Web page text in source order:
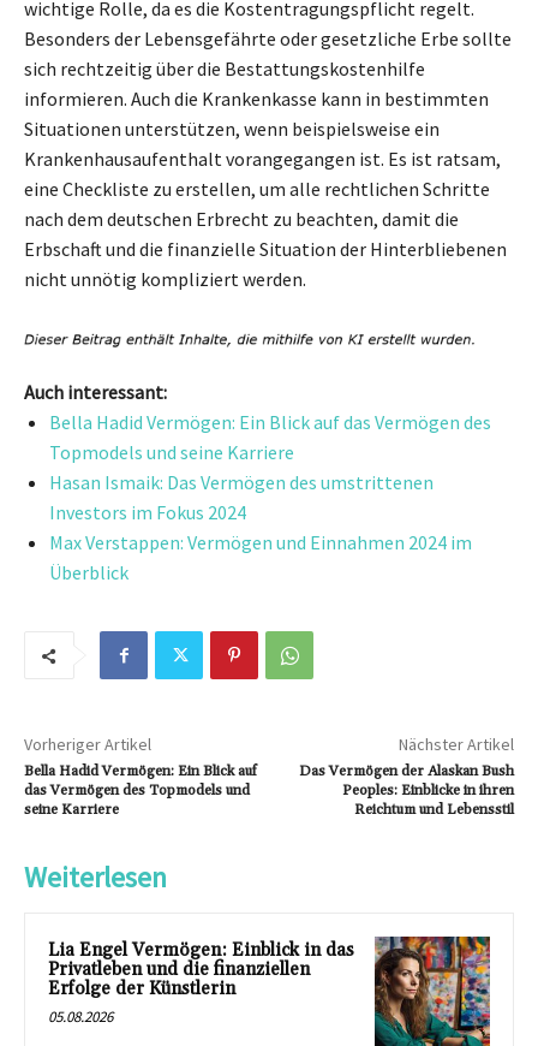
wichtige Rolle, da es die Kostentragungspflicht regelt.
Besonders der Lebensgefährte oder gesetzliche Erbe sollte
sich rechtzeitig über die Bestattungskostenhilfe
informieren. Auch die Krankenkasse kann in bestimmten
Situationen unterstützen, wenn beispielsweise ein
Krankenhausaufenthalt vorangegangen ist. Es ist ratsam,
eine Checkliste zu erstellen, um alle rechtlichen Schritte
nach dem deutschen Erbrecht zu beachten, damit die
Erbschaft und die finanzielle Situation der Hinterbliebenen
nicht unnötig kompliziert werden.
Auch interessant:
Bella Hadid Vermögen: Ein Blick auf das Vermögen des
Topmodels und seine Karriere
Hasan Ismaik: Das Vermögen des umstrittenen
Investors im Fokus 2024
Max Verstappen: Vermögen und Einnahmen 2024 im
Überblick
Vorheriger Artikel
Bella Hadid Vermögen: Ein Blick auf
das Vermögen des Topmodels und
seine Karriere
Nächster Artikel
Das Vermögen der Alaskan Bush
Peoples: Einblicke in ihren
Reichtum und Lebensstil
Weiterlesen
Lia Engel Vermögen: Einblick in das
Privatleben und die finanziellen
Erfolge der Künstlerin
05.08.2026